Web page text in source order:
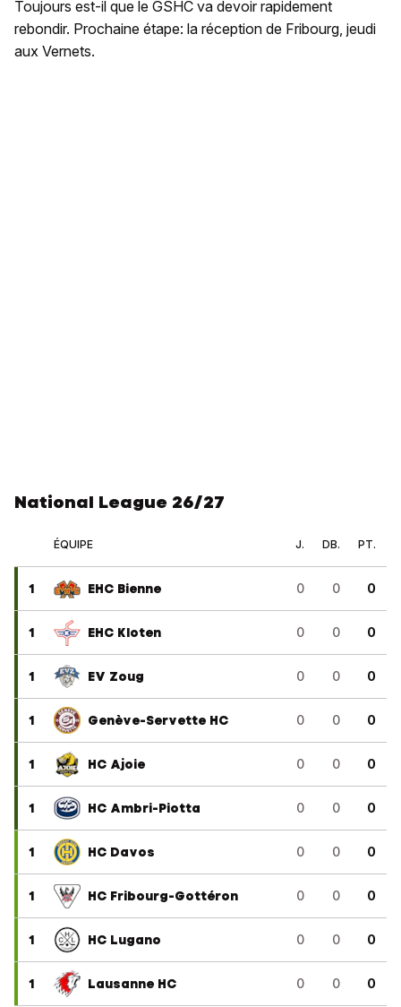
Toujours est-il que le GSHC va devoir rapidement
rebondir. Prochaine étape: la réception de Fribourg, jeudi
aux Vernets.
National League 26/27
ÉQUIPE J. DB. PT.
1 EHC Bienne 0 0 0
1 EHC Kloten 0 0 0
1 EV Zoug 0 0 0
1 Genève-Servette HC 0 0 0
1 HC Ajoie 0 0 0
1 HC Ambri-Piotta 0 0 0
1 HC Davos 0 0 0
1 HC Fribourg-Gottéron 0 0 0
1 HC Lugano 0 0 0
1 Lausanne HC 0 0 0